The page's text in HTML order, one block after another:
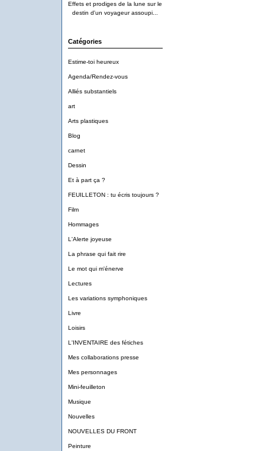
Effets et prodiges de la lune sur le
destin d'un voyageur assoupi...
Catégories
Estime-toi heureux
Agenda/Rendez-vous
Alliés substantiels
art
Arts plastiques
Blog
carnet
Dessin
Et à part ça ?
FEUILLETON : tu écris toujours ?
Film
Hommages
L'Alerte joyeuse
La phrase qui fait rire
Le mot qui m'énerve
Lectures
Les variations symphoniques
Livre
Loisirs
L'INVENTAIRE des fétiches
Mes collaborations presse
Mes personnages
Mini-feuilleton
Musique
Nouvelles
NOUVELLES DU FRONT
Peinture